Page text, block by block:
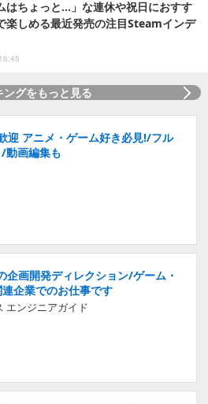
はちょっと…」な連休や祝日におすす
楽しめる最近発売の注目Steamインデ
ングをもっと見る
迎 アニメ・ゲーム好き必見!/フル
動画編集も
企画開発ディレクション/ゲーム・
企業でのお仕事です
エンジニアガイド